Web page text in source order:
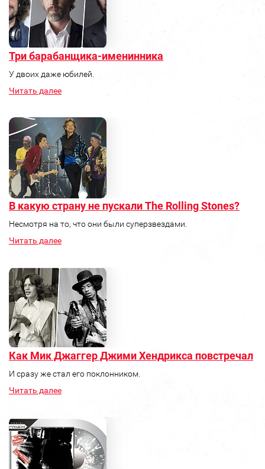
Три барабанщика-именинника
У двоих даже юбилей.
Читать далее
В какую страну не пускали The Rolling Stones?
Несмотря на то, что они были суперзвездами.
Читать далее
Как Мик Джаггер Джими Хендрикса повстречал
И сразу же стал его поклонником.
Читать далее